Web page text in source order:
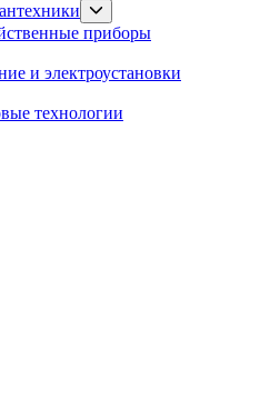
sub
menu
приборы
и электроустановки
технологии